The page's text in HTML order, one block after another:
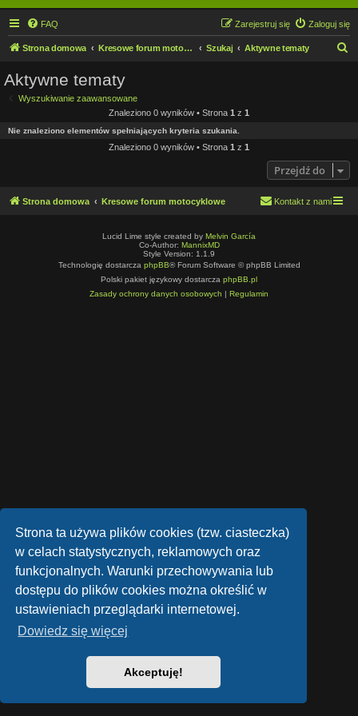
Strona ta używa plików cookies (tzw. ciasteczka)
w celach statystycznych, reklamowych oraz
funkcjonalnych. Warunki przechowywania lub
dostępu do plików cookies można określić w
ustawieniach przeglądarki internetowej.
Dowiedz się więcej
Akceptuję!
FAQ Zaloguj się
Zarejestruj się
Strona domowa Kresowe forum motocyklowe Szukaj Aktywne tematy
Aktywne tematy
Wyszukiwanie zaawansowane
Znaleziono 0 wyników • Strona 1 z 1
Nie znaleziono elementów spełniających kryteria szukania.
Znaleziono 0 wyników • Strona 1 z 1
Przejdź do
Strona domowa Kresowe forum motocyklowe Kontakt z nami
Lucid Lime style created by Melvin García
Co-Author: MannixMD
Style Version: 1.1.9
Technologię dostarcza phpBB® Forum Software © phpBB Limited
Polski pakiet językowy dostarcza phpBB.pl
Zasady ochrony danych osobowych | Regulamin